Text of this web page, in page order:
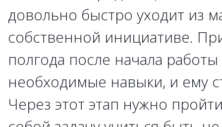
довольно быстро уходит из
собственной инициативе.
полгода после начала
необходимые навыки, и ему
Через этот этап нужно